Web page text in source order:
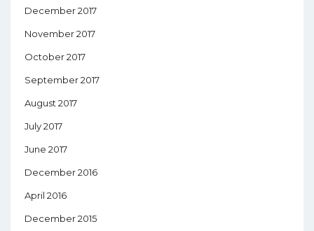
December 2017
November 2017
October 2017
September 2017
August 2017
July 2017
June 2017
December 2016
April 2016
December 2015